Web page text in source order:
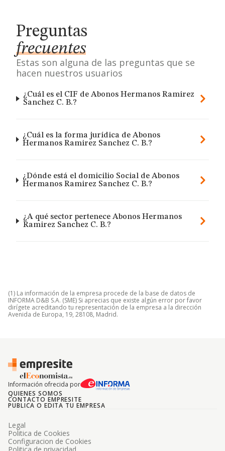
Preguntas
frecuentes
Estas son alguna de las preguntas que se
hacen nuestros usuarios
¿Cuál es el CIF de Abonos Hermanos Ramirez
Sanchez C. B.?
¿Cuál es la forma jurídica de Abonos
Hermanos Ramirez Sanchez C. B.?
¿Dónde está el domicilio Social de Abonos
Hermanos Ramirez Sanchez C. B.?
¿A qué sector pertenece Abonos Hermanos
Ramirez Sanchez C. B.?
(1) La información de la empresa procede de la base de datos de
INFORMA D&B S.A. (SME) Si aprecias que existe algún error por favor
dirígete acreditando tu representación de la empresa a la dirección
Avenida de Europa, 19, 28108, Madrid.
Información ofrecida por
QUIENES SOMOS
CONTACTO EMPRESITE
PUBLICA O EDITA TU EMPRESA
Legal
Politica de Cookies
Configuracion de Cookies